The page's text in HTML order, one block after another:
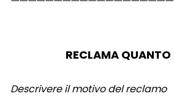
RECLAMA QUANTO
Descrivere il motivo del reclamo